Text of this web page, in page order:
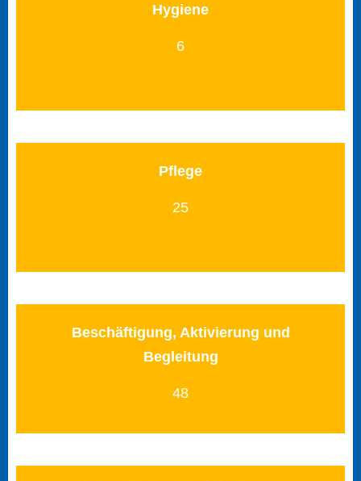
Hygiene
6
Pflege
25
Beschäftigung, Aktivierung und
Begleitung
48